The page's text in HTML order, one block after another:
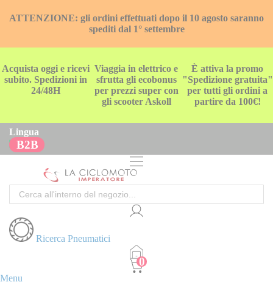
ATTENZIONE: gli ordini effettuati dopo il 10 agosto saranno
spediti dal 1° settembre
Acquista oggi e ricevi
subito. Spedizioni in
24/48H
Viaggia in elettrico e
sfrutta gli ecobonus
per prezzi super con
gli scooter Askoll
È attiva la promo
"Spedizione gratuita"
per tutti gli ordini a
partire da 100€!
Lingua
B2B
Cerca
Ricerca Pneumatici
Menu